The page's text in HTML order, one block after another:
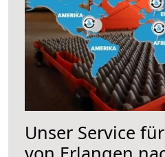
Unser Service